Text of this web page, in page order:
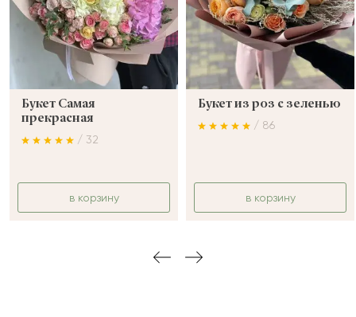
Букет Самая
прекрасная
/ 32
в корзину
Букет из роз с зеленью
/ 86
в корзину